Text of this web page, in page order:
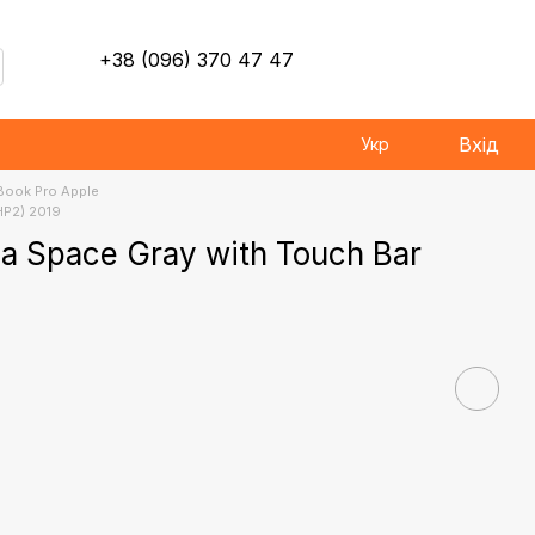
+38 (096) 370 47 47
Укр Вхід
Pro Apple
2019
Space Gray with Touch Bar